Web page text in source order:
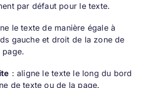
par défaut pour le texte.
le texte de manière égale à
gauche et droit de la zone de
page.
: aligne le texte le long du bord
de texte ou de la page.